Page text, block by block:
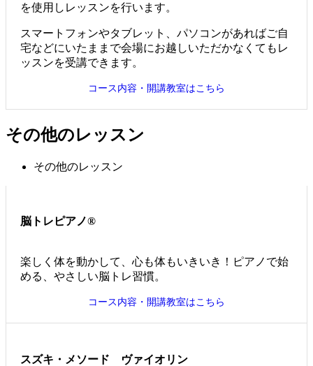
を使用しレッスンを行います。
スマートフォンやタブレット、パソコンがあればご自
宅などにいたままで会場にお越しいただかなくてもレ
ッスンを受講できます。
コース内容・開講教室はこちら
その他のレッスン
その他のレッスン
脳トレピアノ®
楽しく体を動かして、心も体もいきいき！ピアノで始
める、やさしい脳トレ習慣。
コース内容・開講教室はこちら
スズキ・メソード ヴァイオリン